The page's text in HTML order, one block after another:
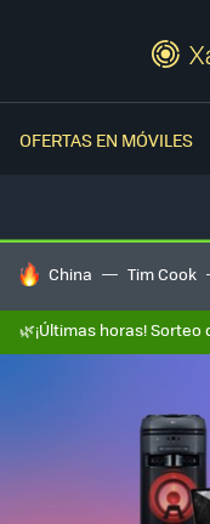
OFERTAS EN MÓVILES
HOY SE HABLA DE
China Tim Cook
🌿¡Últimas horas!